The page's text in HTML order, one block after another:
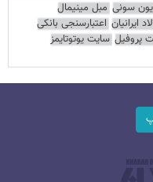
سونی مبل مینیمال
ایرانیان اعتبارسنجی بانکی
پروفیل سایت یوتوتایمز